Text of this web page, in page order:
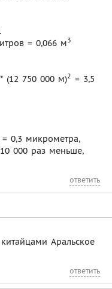
.
= 0,066 м3
(12 750 000 м)2 = 3,5
0,3 микрометра,
000 раз меньше,
ответить
Аральское
ответить